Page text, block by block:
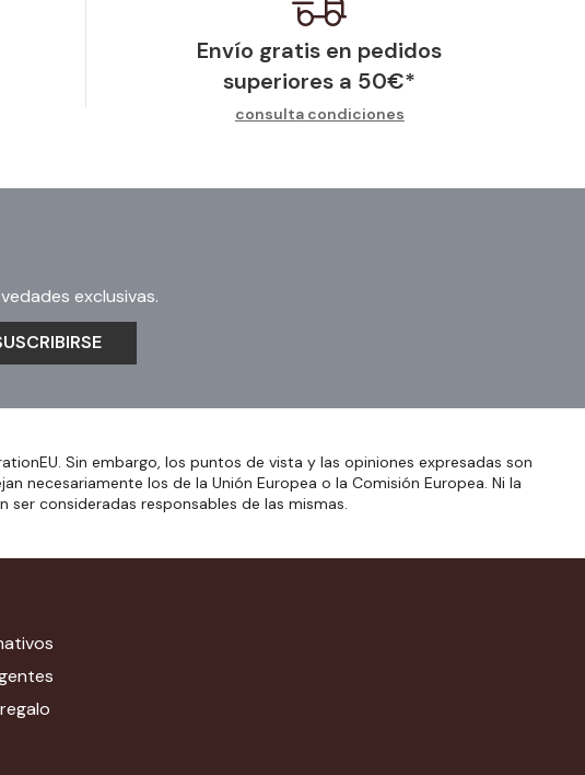
Envío gratis en pedidos
superiores a 50€*
consulta condiciones
exclusivas.
Sin embargo, los puntos de vista y las opiniones expresadas son
necesariamente los de la Unión Europea o la Comisión Europea. Ni la
ser consideradas responsables de las mismas.